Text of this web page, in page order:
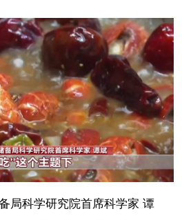
局科学研究院首席科学家 谭